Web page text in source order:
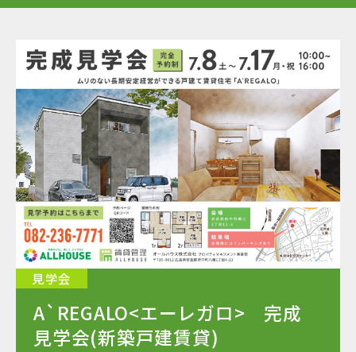
見学会
A`REGALO<エーレガロ> 完成
見学会(新築戸建賃貸)